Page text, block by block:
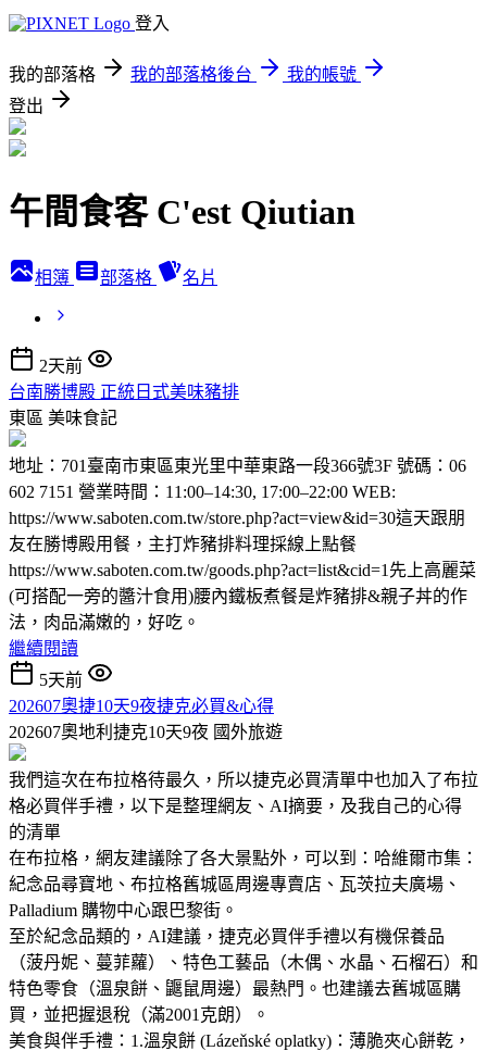
登入
我的部落格 我的部落格後台
我的帳號
登出
午間食客 C'est Qiutian
相簿 部落格 名片
2天前
台南勝博殿 正統日式美味豬排
東區 美味食記
地址：701臺南市東區東光里中華東路一段366號3F 號碼：06
602 7151 營業時間：11:00–14:30, 17:00–22:00 WEB:
https://www.saboten.com.tw/store.php?act=view&id=30這天跟朋
友在勝博殿用餐，主打炸豬排料理採線上點餐
https://www.saboten.com.tw/goods.php?act=list&cid=1先上高麗菜
(可搭配一旁的醬汁食用)腰內鐵板煮餐是炸豬排&親子丼的作
法，肉品滿嫩的，好吃。
繼續閱讀
5天前
202607奧捷10天9夜捷克必買&心得
202607奧地利捷克10天9夜 國外旅遊
我們這次在布拉格待最久，所以捷克必買清單中也加入了布拉
格必買伴手禮，以下是整理網友、AI摘要，及我自己的心得
的清單
在布拉格，網友建議除了各大景點外，可以到：哈維爾市集：
紀念品尋寶地、布拉格舊城區周邊專賣店、瓦茨拉夫廣場、
Palladium 購物中心跟巴黎街。
至於紀念品類的，AI建議，捷克必買伴手禮以有機保養品
（菠丹妮、蔓菲蘿）、特色工藝品（木偶、水晶、石榴石）和
特色零食（溫泉餅、鼴鼠周邊）最熱門。也建議去舊城區購
買，並把握退稅（滿2001克朗）。
美食與伴手禮：1.溫泉餅 (Lázeňské oplatky)：薄脆夾心餅乾，